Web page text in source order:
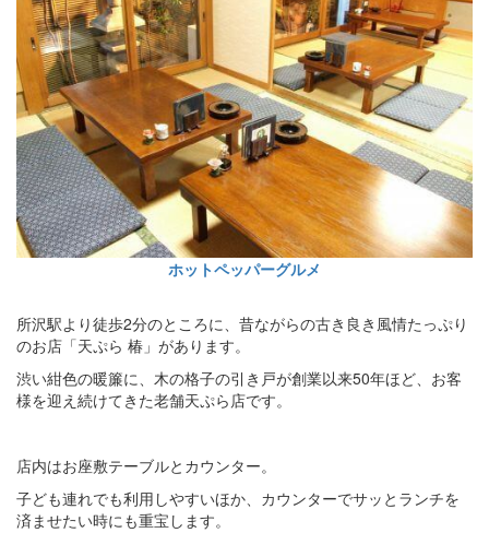
ホットペッパーグルメ
所沢駅より徒歩2分のところに、昔ながらの古き良き風情たっぷり
のお店「天ぷら 椿」があります。
渋い紺色の暖簾に、木の格子の引き戸が創業以来50年ほど、お客
様を迎え続けてきた老舗天ぷら店です。
店内はお座敷テーブルとカウンター。
子ども連れでも利用しやすいほか、カウンターでサッとランチを
済ませたい時にも重宝します。